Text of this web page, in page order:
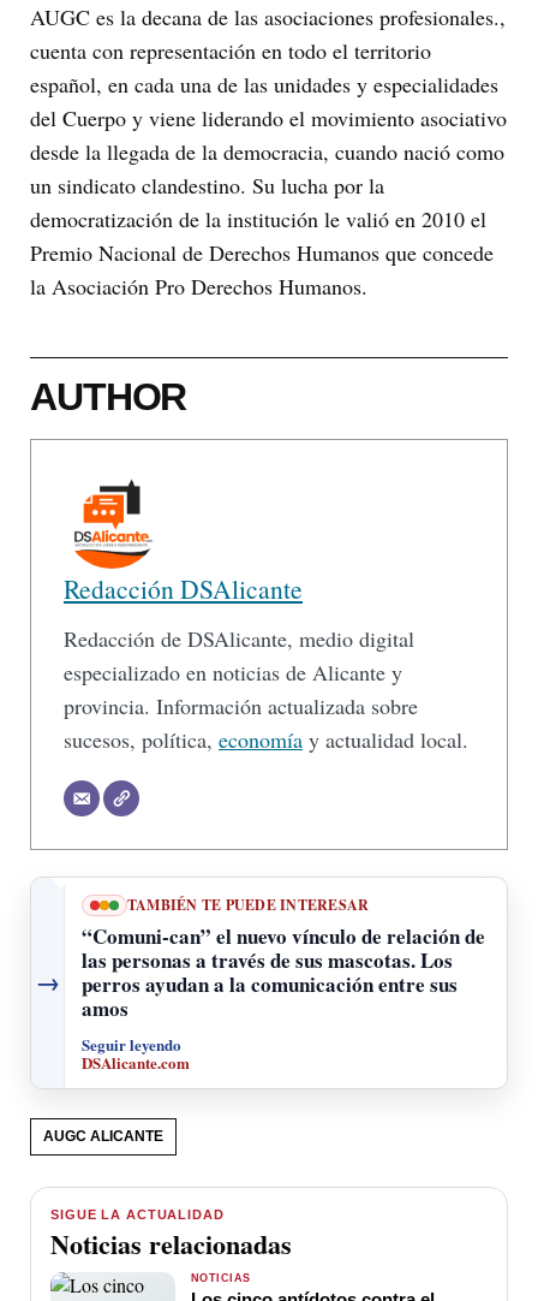
AUGC es la decana de las asociaciones profesionales.,
cuenta con representación en todo el territorio
español, en cada una de las unidades y especialidades
del Cuerpo y viene liderando el movimiento asociativo
desde la llegada de la democracia, cuando nació como
un sindicato clandestino. Su lucha por la
democratización de la institución le valió en 2010 el
Premio Nacional de Derechos Humanos que concede
la Asociación Pro Derechos Humanos.
AUTHOR
Redacción DSAlicante
Redacción de DSAlicante, medio digital
especializado en noticias de Alicante y
provincia. Información actualizada sobre
sucesos, política, economía y actualidad local.
→
TAMBIÉN TE PUEDE INTERESAR
“Comuni-can” el nuevo vínculo de relación de
las personas a través de sus mascotas. Los
perros ayudan a la comunicación entre sus
amos
Seguir leyendo
DSAlicante.com
AUGC ALICANTE
SIGUE LA ACTUALIDAD
Noticias relacionadas
NOTICIAS